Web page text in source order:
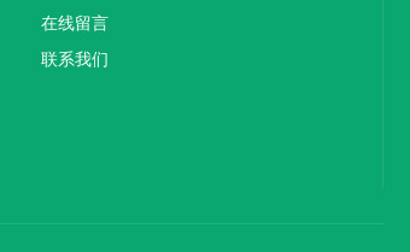
在线留言
联系我们